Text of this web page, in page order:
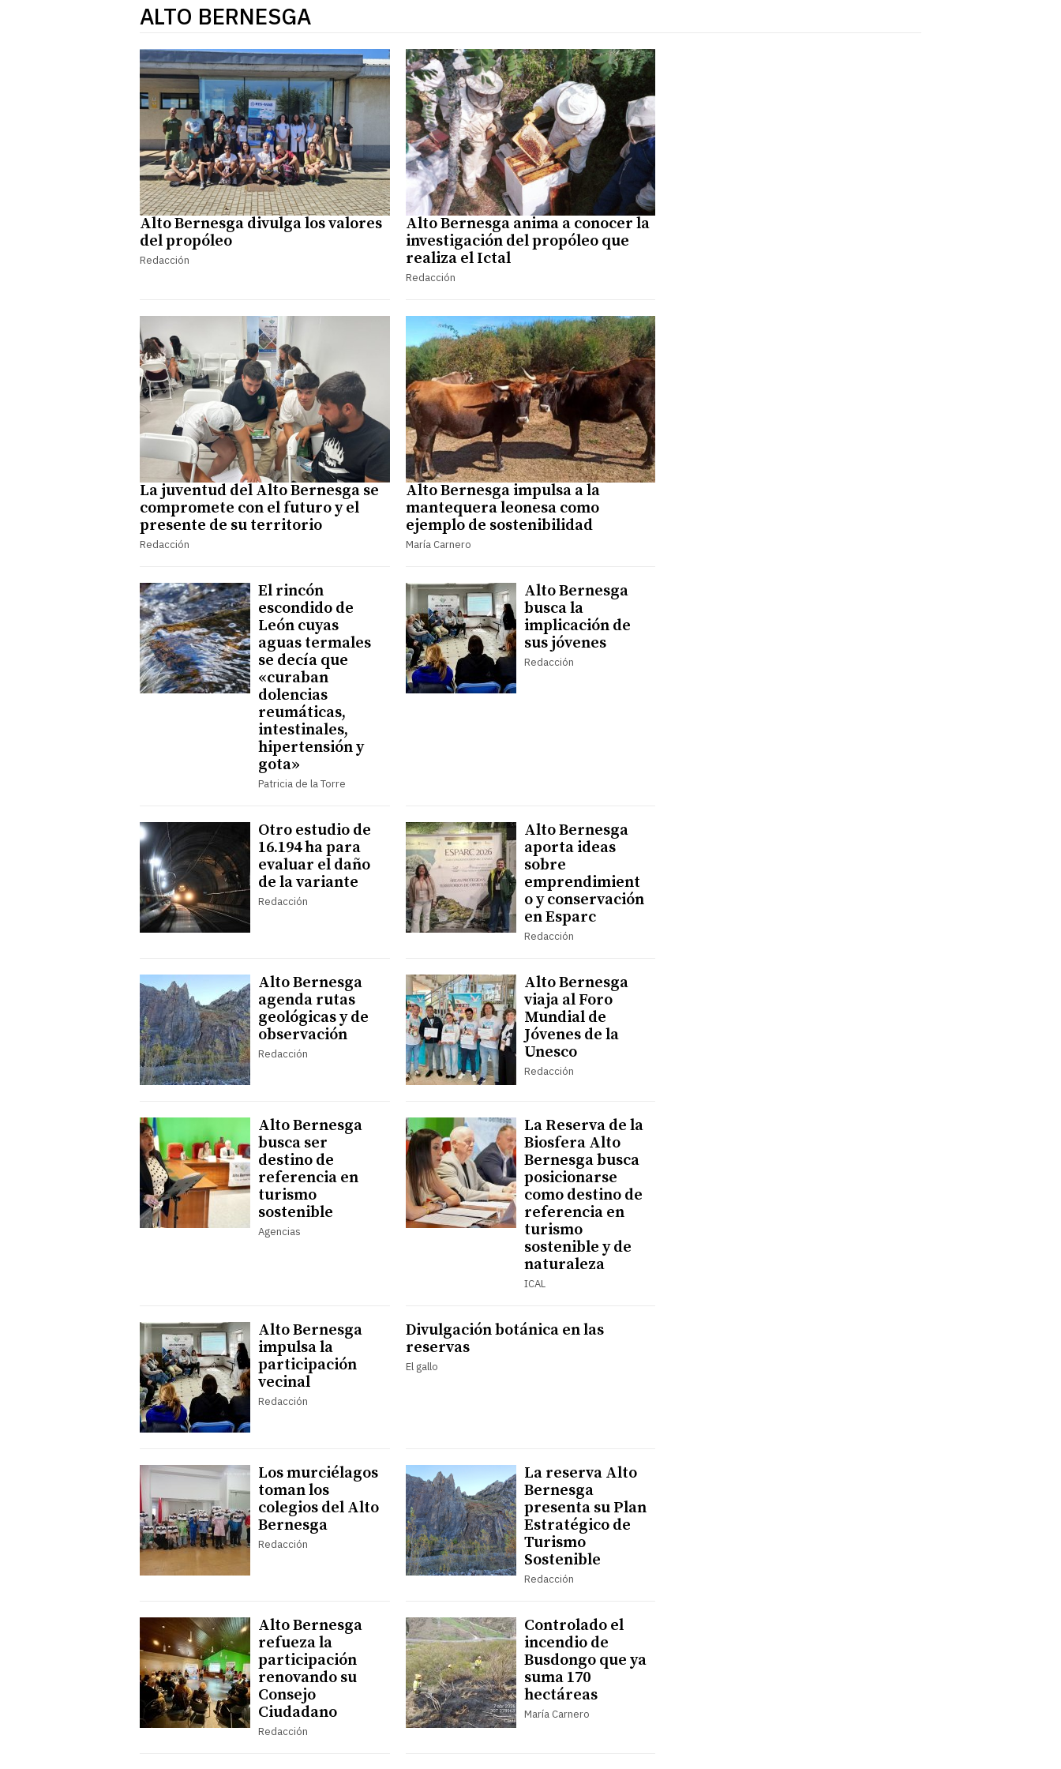
ALTO BERNESGA
Alto Bernesga divulga los valores
del propóleo
Redacción
Alto Bernesga anima a conocer la
investigación del propóleo que
realiza el Ictal
Redacción
La juventud del Alto Bernesga se
compromete con el futuro y el
presente de su territorio
Redacción
Alto Bernesga impulsa a la
mantequera leonesa como
ejemplo de sostenibilidad
María Carnero
El rincón
escondido de
León cuyas
aguas termales
se decía que
«curaban
dolencias
reumáticas,
intestinales,
hipertensión y
gota»
Patricia de la Torre
Alto Bernesga
busca la
implicación de
sus jóvenes
Redacción
Otro estudio de
16.194 ha para
evaluar el daño
de la variante
Redacción
Alto Bernesga
aporta ideas
sobre
emprendimient
o y conservación
en Esparc
Redacción
Alto Bernesga
agenda rutas
geológicas y de
observación
Redacción
Alto Bernesga
viaja al Foro
Mundial de
Jóvenes de la
Unesco
Redacción
Alto Bernesga
busca ser
destino de
referencia en
turismo
sostenible
Agencias
La Reserva de la
Biosfera Alto
Bernesga busca
posicionarse
como destino de
referencia en
turismo
sostenible y de
naturaleza
ICAL
Alto Bernesga
impulsa la
participación
vecinal
Redacción
Divulgación botánica en las
reservas
El gallo
Los murciélagos
toman los
colegios del Alto
Bernesga
Redacción
La reserva Alto
Bernesga
presenta su Plan
Estratégico de
Turismo
Sostenible
Redacción
Alto Bernesga
refueza la
participación
renovando su
Consejo
Ciudadano
Redacción
Controlado el
incendio de
Busdongo que ya
suma 170
hectáreas
María Carnero